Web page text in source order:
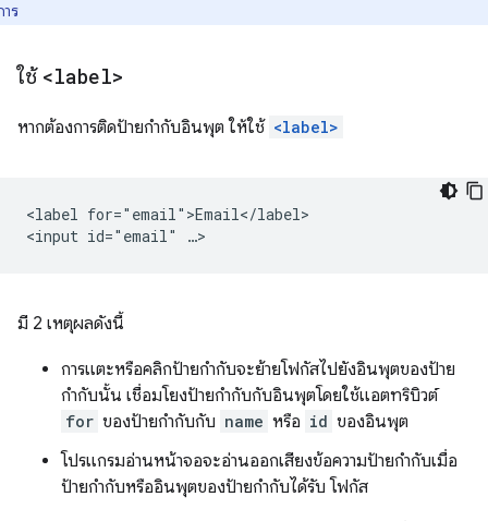
าร
ใช้ <label>
หากต้องการติดป้ายกำกับอินพุต ให้ใช้ <label>
<label for="email">Email</label>
มี 2 เหตุผลดังนี้
การแตะหรือคลิกป้ายกำกับจะย้ายโฟกัสไปยังอินพุตของป้าย
กำกับนั้น เชื่อมโยงป้ายกำกับกับอินพุตโดยใช้แอตทริบิวต์
for ของป้ายกำกับกับ name หรือ id ของอินพุต
โปรแกรมอ่านหน้าจอจะอ่านออกเสียงข้อความป้ายกำกับเมื่อ
ป้ายกำกับหรืออินพุตของป้ายกำกับได้รับ โฟกัส